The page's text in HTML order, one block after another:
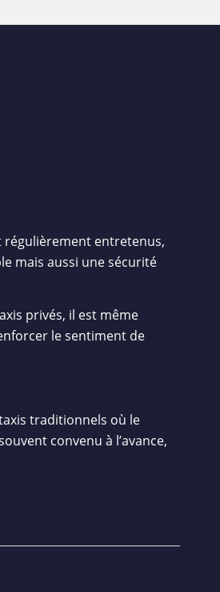
régulièrement entretenus,
mais aussi une sécurité
privés, il est même
le sentiment de
traditionnels où le
convenu à l’avance,